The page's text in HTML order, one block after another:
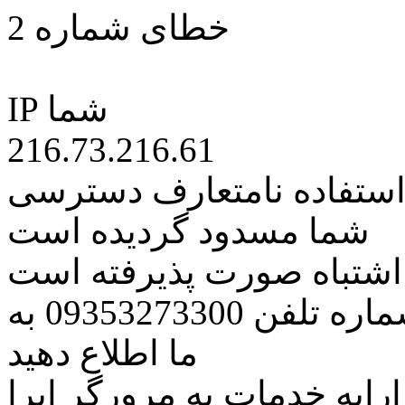
خطای شماره 2
IP شما
216.73.216.61
نامتعارف دسترسی
شما مسدود گردیده است
اشتباه صورت پذیرفته است
مراتب این مسئله را از طریق شماره تلفن 09353273300 به
ما اطلاع دهید
خدمات به مرورگر اپرا